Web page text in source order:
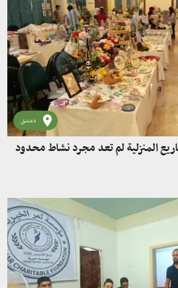
دمشق
المنزلية لم تعد مجرد نشاط محدود